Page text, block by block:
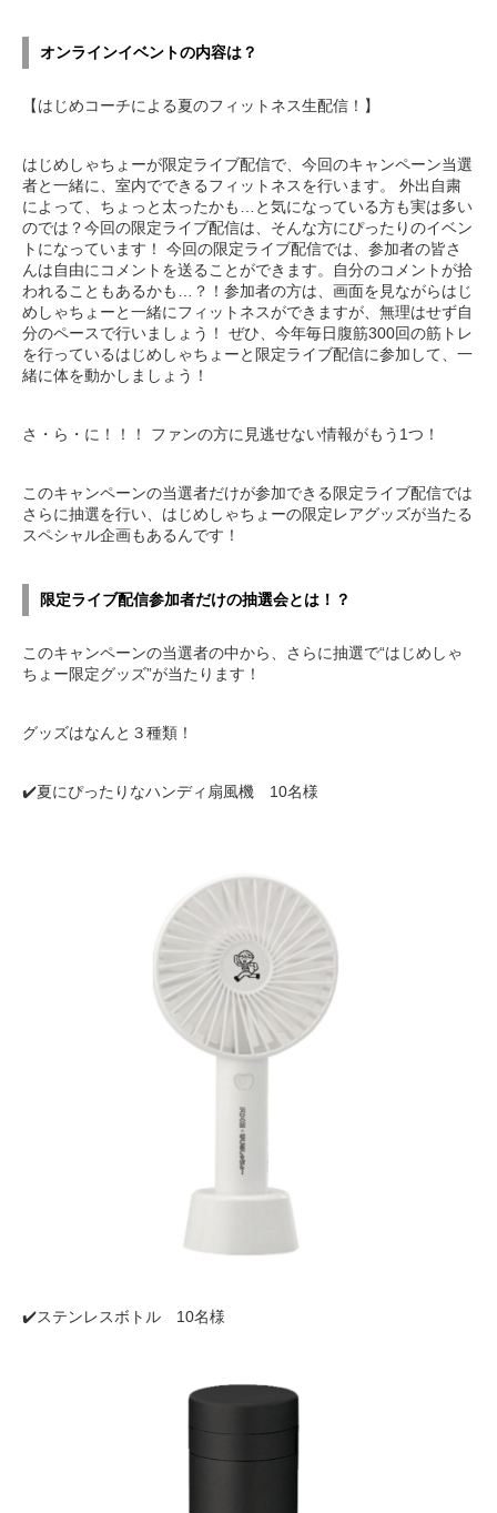
オンラインイベントの内容は？
【はじめコーチによる夏のフィットネス生配信！】
はじめしゃちょーが限定ライブ配信で、今回のキャンペーン当選
者と一緒に、室内でできるフィットネスを行います。 外出自粛
によって、ちょっと太ったかも…と気になっている方も実は多い
のでは？今回の限定ライブ配信は、そんな方にぴったりのイベン
トになっています！ 今回の限定ライブ配信では、参加者の皆さ
んは自由にコメントを送ることができます。自分のコメントが拾
われることもあるかも…？！参加者の方は、画面を見ながらはじ
めしゃちょーと一緒にフィットネスができますが、無理はせず自
分のペースで行いましょう！ ぜひ、今年毎日腹筋300回の筋トレ
を行っているはじめしゃちょーと限定ライブ配信に参加して、一
緒に体を動かしましょう！
さ・ら・に！！！ ファンの方に見逃せない情報がもう1つ！
このキャンペーンの当選者だけが参加できる限定ライブ配信では
さらに抽選を行い、はじめしゃちょーの限定レアグッズが当たる
スペシャル企画もあるんです！
限定ライブ配信参加者だけの抽選会とは！？
このキャンペーンの当選者の中から、さらに抽選で“はじめしゃ
ちょー限定グッズ”が当たります！
グッズはなんと３種類！
✔️夏にぴったりなハンディ扇風機 10名様
✔️ステンレスボトル 10名様